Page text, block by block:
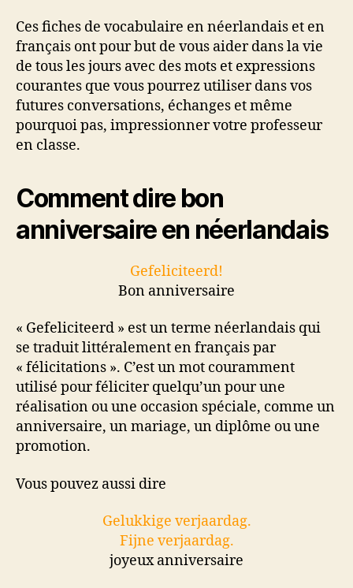
Ces fiches de vocabulaire en néerlandais et en
français ont pour but de vous aider dans la vie
de tous les jours avec des mots et expressions
courantes que vous pourrez utiliser dans vos
futures conversations, échanges et même
pourquoi pas, impressionner votre professeur
en classe.
Comment dire bon
anniversaire en néerlandais
Gefeliciteerd!
Bon anniversaire
« Gefeliciteerd » est un terme néerlandais qui
se traduit littéralement en français par
« félicitations ». C’est un mot couramment
utilisé pour féliciter quelqu’un pour une
réalisation ou une occasion spéciale, comme un
anniversaire, un mariage, un diplôme ou une
promotion.
Vous pouvez aussi dire
Gelukkige verjaardag.
Fijne verjaardag.
joyeux anniversaire